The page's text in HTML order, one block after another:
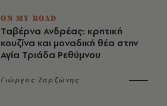
ON MY ROAD
Ταβέρνα Ανδρέας: κρητική
κουζίνα και μοναδική θέα στην
Αγία Τριάδα Ρεθύμνου
Γιώργος Ζαρζώνης